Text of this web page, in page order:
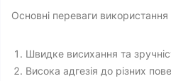
Основні переваги використання
Швидке висихання та
Висока адгезія до різних